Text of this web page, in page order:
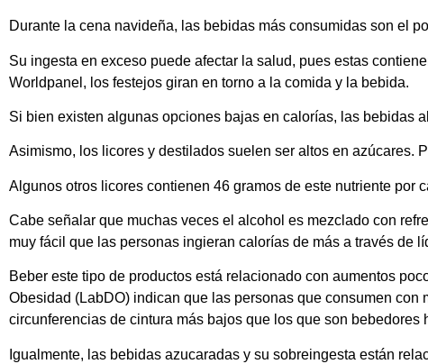
Durante la cena navideña, las bebidas más consumidas son el
Su ingesta en exceso puede afectar la salud, pues estas
Worldpanel, los festejos giran en torno a la comida y la bebida.
Si bien existen algunas opciones bajas en calorías, las bebidas
Asimismo, los licores y destilados suelen ser altos en azúcares.
Algunos otros licores contienen 46 gramos de este nutriente por
Cabe señalar que muchas veces el alcohol es mezclado con
muy fácil que las personas ingieran calorías de más a través de
Beber este tipo de productos está relacionado con aumentos
Obesidad (LabDO) indican que las personas que consumen
circunferencias de cintura más bajos que los que son bebedores
Igualmente, las bebidas azucaradas y su sobreingesta están